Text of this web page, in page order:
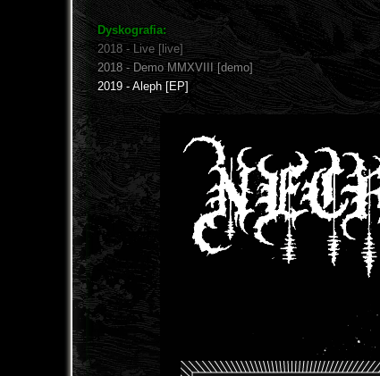
Dyskografia:
2018 - Live [live]
2018 - Demo MMXVIII [demo]
2019 - Aleph [EP]